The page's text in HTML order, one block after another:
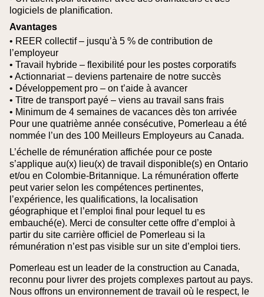
logiciels de planification.
Avantages
• REER collectif – jusqu’à 5 % de contribution de
l’employeur
• Travail hybride – flexibilité pour les postes corporatifs
• Actionnariat – deviens partenaire de notre succès
• Développement pro – on t’aide à avancer
• Titre de transport payé – viens au travail sans frais
• Minimum de 4 semaines de vacances dès ton arrivée
Pour une quatrième année consécutive, Pomerleau a été
nommée l’un des 100 Meilleurs Employeurs au Canada.
L’échelle de rémunération affichée pour ce poste
s’applique au(x) lieu(x) de travail disponible(s) en Ontario
et/ou en Colombie‑Britannique. La rémunération offerte
peut varier selon les compétences pertinentes,
l’expérience, les qualifications, la localisation
géographique et l’emploi final pour lequel tu es
embauché(e). Merci de consulter cette offre d’emploi à
partir du site carrière officiel de Pomerleau si la
rémunération n’est pas visible sur un site d’emploi tiers.
Pomerleau est un leader de la construction au Canada,
reconnu pour livrer des projets complexes partout au pays.
Nous offrons un environnement de travail où le respect, le